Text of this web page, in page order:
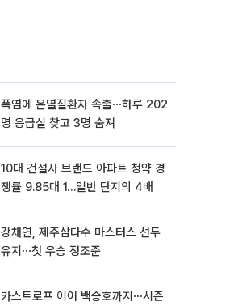
폭염에 온열질환자 속출⋯하루 202
명 응급실 찾고 3명 숨져
10대 건설사 브랜드 아파트 청약 경
쟁률 9.85대 1…일반 단지의 4배
강채연, 제주삼다수 마스터스 선두
유지⋯첫 우승 정조준
카스트로프 이어 백승호까지⋯시즌